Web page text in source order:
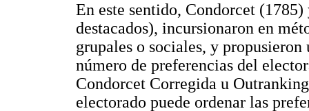
En este sentido, Condorcet
destacados), incursionaron en
grupales o sociales, y
número de preferencias del
Condorcet Corregida u
electorado puede ordenar las